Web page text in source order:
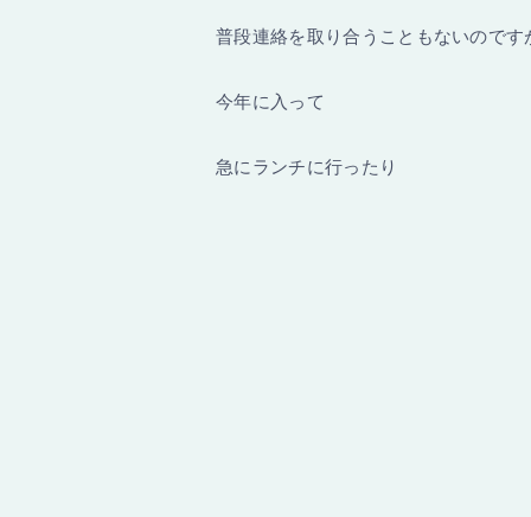
普段連絡を取り合うこともないのです
今年に入って
急にランチに行ったり